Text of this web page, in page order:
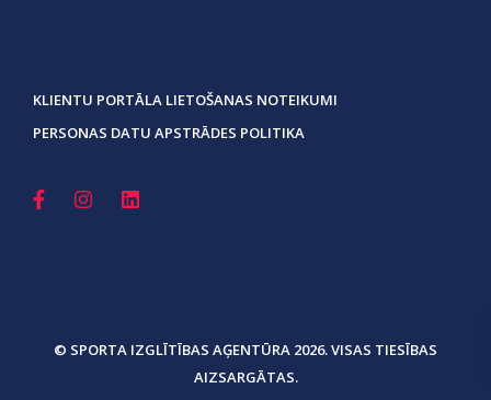
KLIENTU PORTĀLA LIETOŠANAS NOTEIKUMI
PERSONAS DATU APSTRĀDES POLITIKA
© SPORTA IZGLĪTĪBAS AĢENTŪRA 2026. VISAS TIESĪBAS
AIZSARGĀTAS.